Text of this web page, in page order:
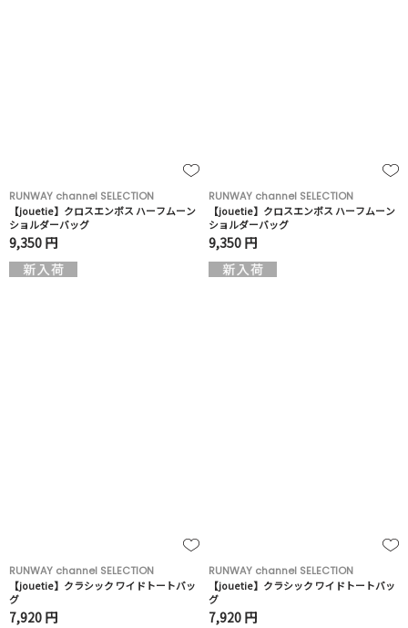
RUNWAY channel SELECTION
【jouetie】クロスエンボス ハーフムーン
ショルダーバッグ
9,350 円
RUNWAY channel SELECTION
【jouetie】クロスエンボス ハーフムーン
ショルダーバッグ
9,350 円
RUNWAY channel SELECTION
【jouetie】クラシック ワイドトートバッ
グ
7,920 円
RUNWAY channel SELECTION
【jouetie】クラシック ワイドトートバッ
グ
7,920 円